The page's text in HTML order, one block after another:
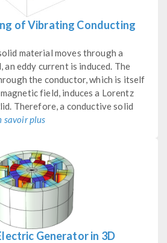
of Vibrating Conducting
material moves through a
eddy current is induced. The
the conductor, which is itself
field, induces a Lorentz
Therefore, a conductive solid
savoir plus
Generator in 3D